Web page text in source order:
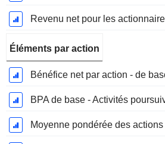
Éléments par action
Bénéfice net par action - de
BPA de base - Activités
Moyenne pondérée des